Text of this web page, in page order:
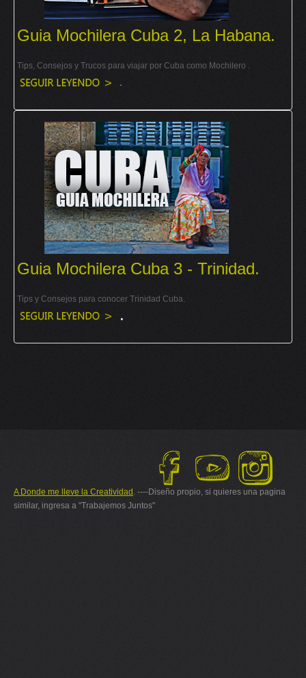
Guia Mochilera Cuba 2, La Habana.
Tips, Consejos y Trucos para viajar por Cuba como Mochilero .
Guia Mochilera Cuba 3 - Trinidad.
Tips y Consejos para conocer Trinidad Cuba.
.
A Donde me lleve la Creatividad. ----Diseño propio, si quieres una pagina
similar, ingresa a "Trabajemos Juntos"